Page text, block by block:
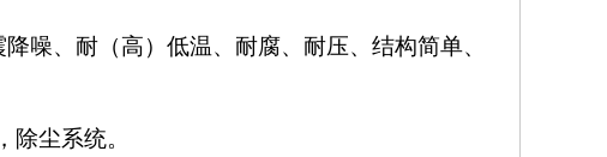
噪、耐（高）低温、耐腐、耐压、结构简单、
尘系统。